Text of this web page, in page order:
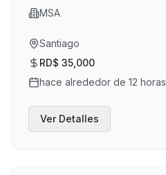
MSA
Santiago
RD$ 35,000
hace alrededor de 12 horas
Ver Detalles